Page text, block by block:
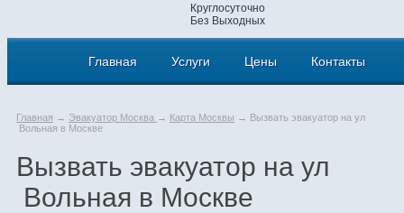
Круглосуточно
Без Выходных
Главная Услуги Цены Контакты
Главная → Эвакуатор Москва → Карта Москвы → Вызвать эвакуатор на ул
Вольная в Москве
Вызвать эвакуатор на ул
Вольная в Москве